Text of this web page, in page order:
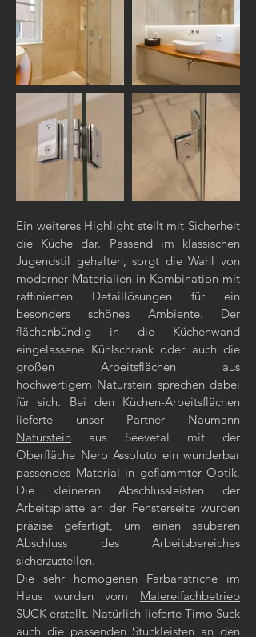
Ein weiteres Highlight stellt mit Sicherheit
die Küche dar. Passend im klassischen
Jugendstil gehalten, sorgt die Wahl von
moderner Materialien in Kombination mit
raffinierten Detaillösungen für ein
besonders schönes Ambiente. Der
flächenbündig in die Küchenwand
eingelassene Kühlschrank oder auch die
großen Arbeitsflächen aus
hochwertigem Naturstein sprechen dabei
für sich. Bei den Küchen-Arbeitsflächen
lieferte unser Partner Naumann
Naturstein aus Seevetal mit der
Oberfläche Nero Assoluto ein wunderbar
passendes Material in geflammter Optik.
Die kleineren Abschlussleisten der
Arbeitsplatte an der Fensterseite wurden
präzise gefertigt, um einen sauberen
Abschluss des Arbeitsbereiches
sicherzustellen.
Die sehr homogenen Farbanstriche im
Haus wurden vom Malereifachbetrieb
SUCK erstellt. Natürlich lieferte Timo Suck
auch die passenden Stuckleisten an den